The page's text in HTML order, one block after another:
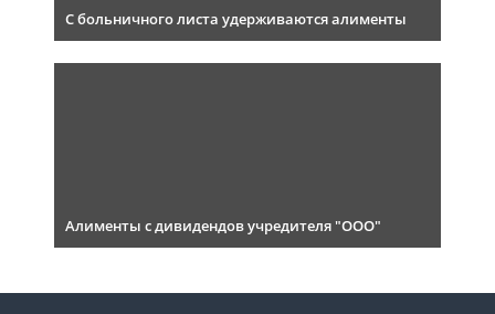
С больничного листа удерживаются алименты
Алименты с дивидендов учредителя "ООО"